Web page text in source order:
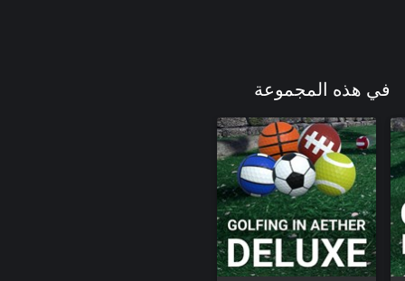
في هذه المجموعة